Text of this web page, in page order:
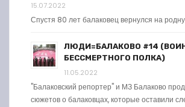
15.07.2022
Спустя 80 лет балаковец вернулся на
ЛЮДИ=БАЛАКОВО #14
БЕССМЕРТНОГО ПОЛКА)
11.05.2022
"Балаковский репортер" и МЗ Балаково
сюжетов о балаковцах, которые оставили